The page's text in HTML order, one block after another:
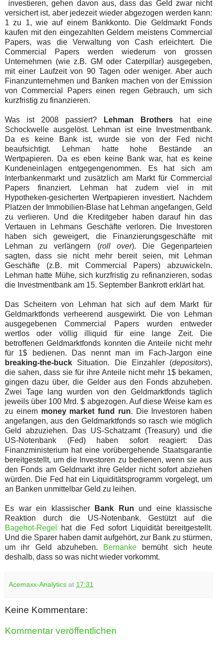
investieren, gehen davon aus, dass das Geld zwar nicht
versichert ist, aber jedezeit wieder abgezogen werden kann:
1 zu 1, wie auf einem Bankkonto. Die Geldmarkt Fonds
kaufen mit den eingezahlten Geldern meistens Commercial
Papers, was die Verwaltung von Cash erleichtert. Die
Commercial Papers werden wiederum von grossen
Unternehmen (wie z.B. GM oder Caterpillar) ausgegeben,
mit einer Laufzeit von 90 Tagen oder weniger. Aber auch
Finanzunternehmen und Banken machen von der Emission
von Commercial Papers einen regen Gebrauch, um sich
kurzfristig zu finanzieren.
Was ist 2008 passiert? Lehman Brothers hat eine
Schockwelle ausgelöst. Lehman ist eine Investmentbank.
Da es keine Bank ist, wurde sie von der Fed nicht
beaufsichtigt. Lehman hatte hohe Bestände an
Wertpapieren. Da es eben keine Bank war, hat es keine
Kundeneinlagen entgegengenommen. Es hat sich am
Interbankenmarkt und zusätzlich am Markt für Commercial
Papers finanziert. Lehman hat zudem viel in mit
Hypotheken-gesicherten Wertpapieren investiert. Nachdem
Platzen der Immobilien-Blase hat Lehman angefangen, Geld
zu verlieren. Und die Kreditgeber haben darauf hin das
Vertauen in Lehmans Geschäfte verloren. Die Investoren
haben sich geweigert, die Finanzierungsgeschäfte mit
Lehman zu verlängern (roll over). Die Gegenparteien
sagten, dass sie nicht mehr bereit seien, mit Lehman
Geschäfte (z.B. mit Commercial Papers) abzuwickeln.
Lehman hatte Mühe, sich kurzfristig zu refinanzieren, sodas
die Investmentbank am 15. September Bankrott erklärt hat.
Das Scheitern von Lehman hat sich auf dem Markt für
Geldmarktfonds verheerend ausgewirkt. Die von Lehman
ausgegebenen Commercial Papers wurden entweder
wertlos oder völlig illiquid für eine lange Zeit. Die
betroffenen Geldmarktfonds konnten die Anteile nicht mehr
für 1$ bedienen. Das nennt man im Fach-Jargon eine
breaking-the-buck Situation. Die Einzahler (depositors),
die sahen, dass sie für ihre Anteile nicht mehr 1$ bekamen,
gingen dazu über, die Gelder aus den Fonds abzuheben.
Zwei Tage lang wurden von den Geldmarktfonds täglich
jeweils über 100 Mrd. $ abgezogen. Auf diese Weise kam es
zu einem money market fund run. Die Investoren haben
angefangen, aus den Geldmarktfonds so rasch wie möglich
Geld abzuziehen. Das US-Schatzamt (Treasury) und die
US-Notenbank (Fed) haben sofort reagiert: Das
Finanzministerium hat eine vorübergehende Staatsgarantie
bereitgestellt, um die Investoren zu bedienen, wenn sie aus
den Fonds am Geldmarkt ihre Gelder nicht sofort abziehen
würden. Die Fed hat ein Liquiditätsprogramm vorgelegt, um
an Banken unmittelbar Geld zu leihen.
Es war ein klassischer Bank Run und eine klassische
Reaktion durch die US-Notenbank. Gestützt auf die
Bagehot-Regel
hat die Fed sofort Liquidität bereitgestellt.
Und die Sparer haben damit aufgehört, zur Bank zu stürmen,
um ihr Geld abzuheben.
Bernanke bemüht sich heute
deshalb, dass so was nicht wieder vorkommt.
Acemaxx-Analytics at 17:31
Keine Kommentare:
Kommentar veröffentlichen